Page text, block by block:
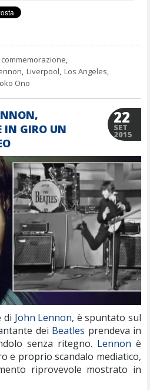
commemorazione,
, Liverpool, Los Angeles,
Ono
IN GIRO UN
22
SET
2015
di John Lennon, è spuntato sul
dei Beatles prendeva in
senza ritegno. Lennon è
e proprio scandalo mediatico,
riprovevole mostrato in